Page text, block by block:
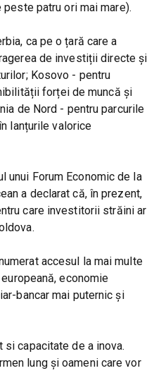
patru ori mai mare).
ca pe o țară care a
de investiții directe și
Kosovo - pentru
forței de muncă și
de Nord - pentru parcurile
lanțurile valorice
unui Forum Economic de la
a declarat că, în prezent,
care investitorii străini ar
accesul la mai multe
economie
bancar mai puternic și
si capacitate de a inova.
lung și oameni care vor